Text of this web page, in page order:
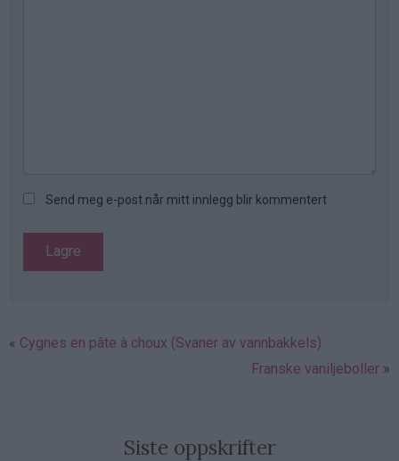
Send meg e-post når mitt innlegg blir kommentert
Cygnes en pâte à choux (Svaner av vannbakkels)
Franske vaniljeboller
Siste oppskrifter